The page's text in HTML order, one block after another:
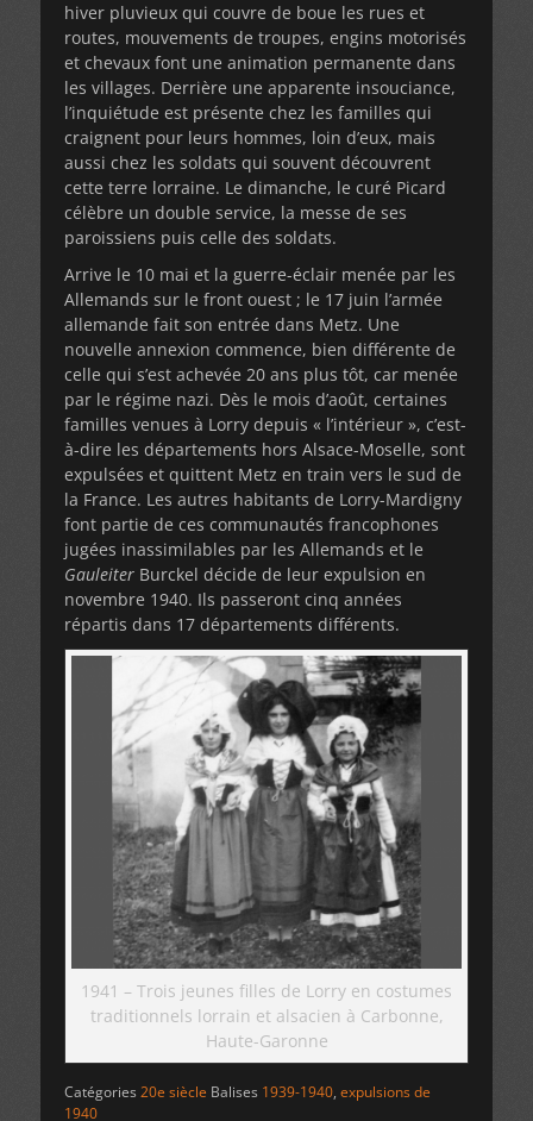
hiver pluvieux qui couvre de boue les rues et
routes, mouvements de troupes, engins motorisés
et chevaux font une animation permanente dans
les villages. Derrière une apparente insouciance,
l’inquiétude est présente chez les familles qui
craignent pour leurs hommes, loin d’eux, mais
aussi chez les soldats qui souvent découvrent
cette terre lorraine. Le dimanche, le curé Picard
célèbre un double service, la messe de ses
paroissiens puis celle des soldats.
Arrive le 10 mai et la guerre-éclair menée par les
Allemands sur le front ouest ; le 17 juin l’armée
allemande fait son entrée dans Metz. Une
nouvelle annexion commence, bien différente de
celle qui s’est achevée 20 ans plus tôt, car menée
par le régime nazi. Dès le mois d’août, certaines
familles venues à Lorry depuis « l’intérieur », c’est-
à-dire les départements hors Alsace-Moselle, sont
expulsées et quittent Metz en train vers le sud de
la France. Les autres habitants de Lorry-Mardigny
font partie de ces communautés francophones
jugées inassimilables par les Allemands et le
Gauleiter Burckel décide de leur expulsion en
novembre 1940. Ils passeront cinq années
répartis dans 17 départements différents.
1941 – Trois jeunes filles de Lorry en costumes
traditionnels lorrain et alsacien à Carbonne,
Haute-Garonne
Catégories 20e siècle Balises 1939-1940, expulsions de
1940